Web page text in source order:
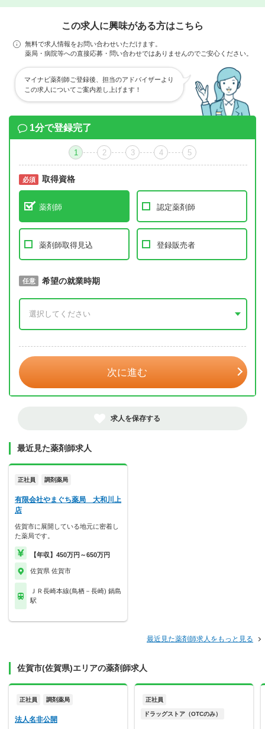
この求人に興味がある方はこちら
無料で求人情報をお問い合わせいただけます。
薬局・病院等への直接応募・問い合わせではありませんのでご安心ください。
マイナビ薬剤師ご登録後、担当のアドバイザーより
この求人についてご案内差し上げます！
1分で登録完了
1 2 3 4 5
必須 取得資格
薬剤師 認定薬剤師
薬剤師取得見込 登録販売者
必須 取得予定年
任意 希望の就業時期
次に進む
求人を保存する
最近見た薬剤師求人
正社員 調剤薬局
有限会社やまぐち薬局 大和川上
店
佐賀市に展開している地元に密着し
た薬局です。
【年収】450万円～650万円
佐賀県 佐賀市
ＪＲ長崎本線(鳥栖－長崎) 鍋島
駅
最近見た薬剤師求人をもっと見る
佐賀市(佐賀県)エリアの薬剤師求人
正社員 調剤薬局
法人名非公開
正社員
ドラッグストア（OTCのみ）